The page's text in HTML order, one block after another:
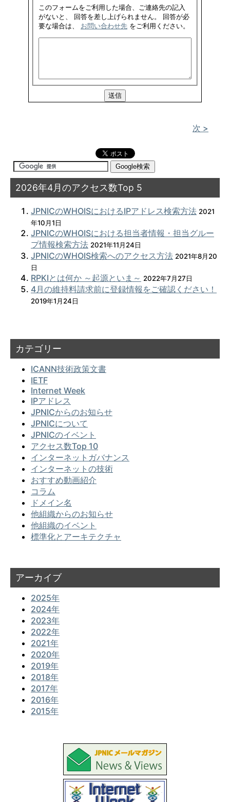
このフォームをご利用した場合、ご連絡先の記入
がないと、 回答を差し上げられません。 回答が必
要な場合は、 お問い合わせ先 をご利用ください。
次 >
2026年4月のアクセス数Top 5
JPNICのWHOISにおけるIPアドレス検索方法 2021
年10月1日
JPNICのWHOISにおける担当者情報・担当グルー
プ情報検索方法 2021年11月24日
JPNICのWHOIS検索へのアクセス方法 2021年8月20
日
RPKIとは何か ～起源といま～ 2022年7月27日
4月の維持料請求前に登録情報をご確認ください！
2019年1月24日
カテゴリー
ICANN技術政策文書
IETF
Internet Week
IPアドレス
JPNICからのお知らせ
JPNICについて
JPNICのイベント
アクセス数Top 10
インターネットガバナンス
インターネットの技術
おすすめ動画紹介
コラム
ドメイン名
他組織からのお知らせ
他組織のイベント
標準化とアーキテクチャ
アーカイブ
2025年
2024年
2023年
2022年
2021年
2020年
2019年
2018年
2017年
2016年
2015年